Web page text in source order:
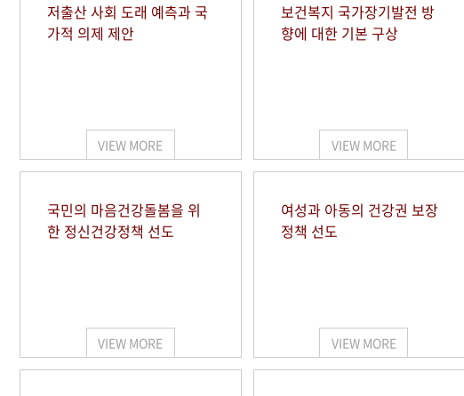
저출산 사회 도래 예측과 국
가적 의제 제안
VIEW MORE
보건복지 국가장기발전 방
향에 대한 기본 구상
VIEW MORE
국민의 마음건강돌봄을 위
한 정신건강정책 선도
VIEW MORE
여성과 아동의 건강권 보장
정책 선도
VIEW MORE